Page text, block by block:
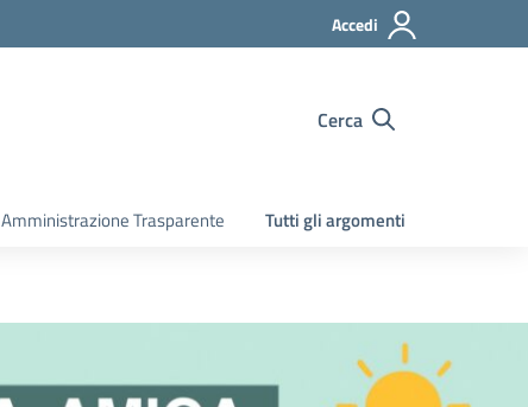
Accedi
Cerca
Amministrazione Trasparente Tutti gli argomenti